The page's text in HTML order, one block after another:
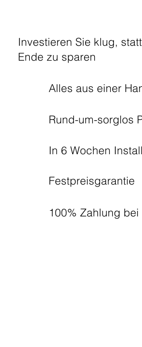
Investieren Sie klug,
Ende zu sparen
Alles aus einer
Rund-um-sorglos
In 6 Wochen
100% Zahlung
Festpreisgarantie